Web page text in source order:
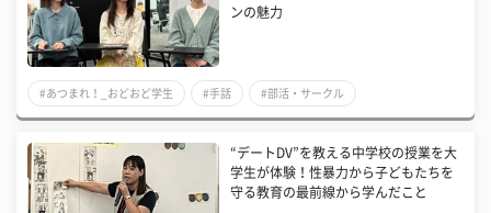
ンの魅力
#あつまれ！_おどおど学生 #手話 #部活・サークル
“デートDV”を教える中学校の授業を大
学生が体験！性暴力から子どもたちを
守る教育の最前線から学んだこと